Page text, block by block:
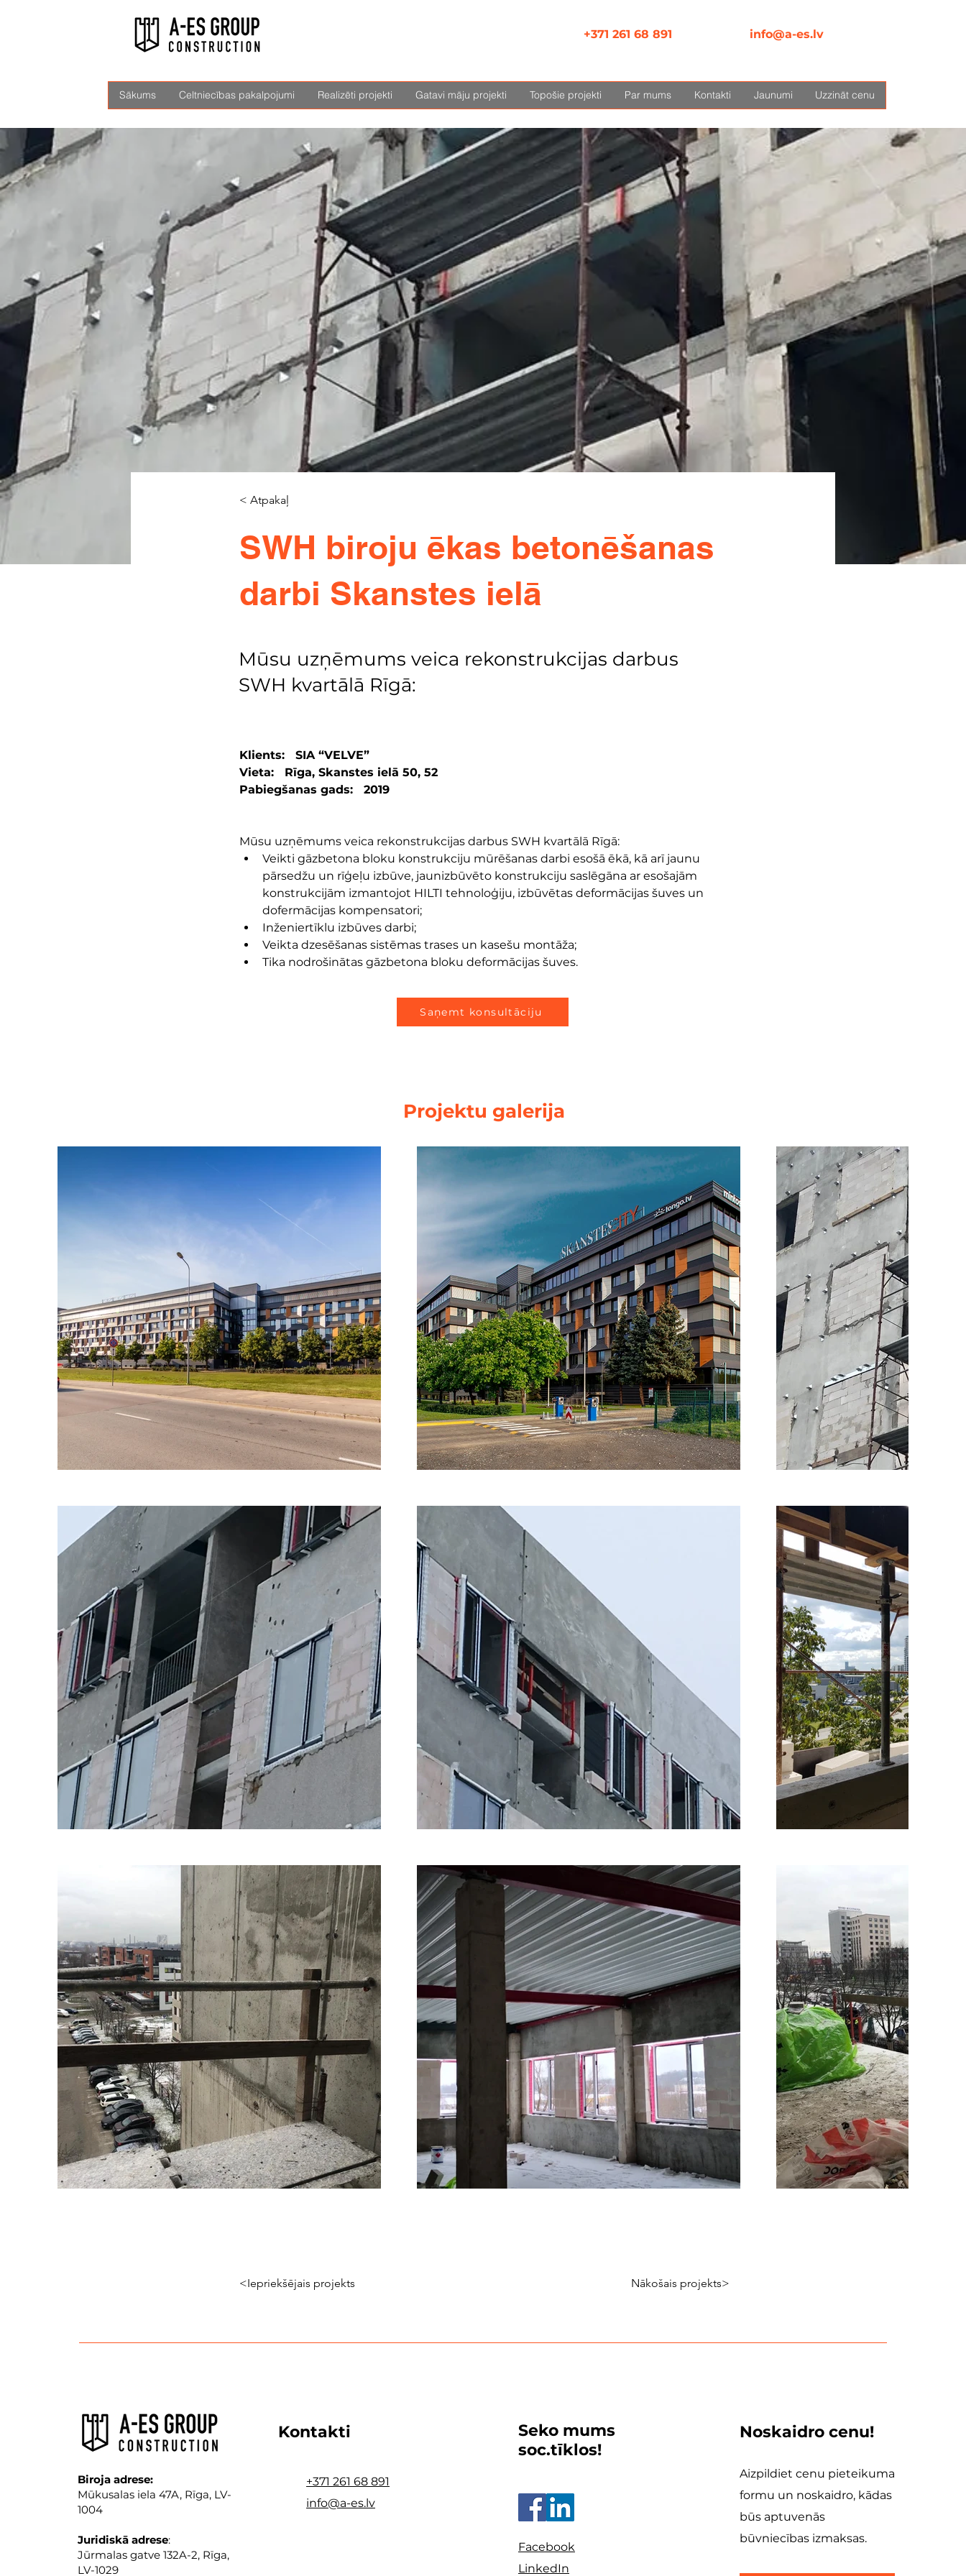
+371 261 68 891 info@a-es.lv
Sākums Celtniecības pakalpojumi Realizēti projekti Gatavi māju projekti Topošie projekti Par mums Kontakti Jaunumi Uzzināt cenu
< Atpakaļ
SWH biroju ēkas betonēšanas
darbi Skanstes ielā
Mūsu uzņēmums veica rekonstrukcijas darbus
SWH kvartālā Rīgā:
Klients:   SIA “VELVE”
Vieta:   Rīga, Skanstes ielā 50, 52
Pabiegšanas gads:   2019
Mūsu uzņēmums veica rekonstrukcijas darbus SWH kvartālā Rīgā:
Veikti gāzbetona bloku konstrukciju mūrēšanas darbi esošā ēkā, kā arī jaunu
pārsedžu un rīģeļu izbūve, jaunizbūvēto konstrukciju saslēgāna ar esošajām
konstrukcijām izmantojot HILTI tehnoloģiju, izbūvētas deformācijas šuves un
dofermācijas kompensatori;
Inženiertīklu izbūves darbi;
Veikta dzesēšanas sistēmas trases un kasešu montāža;
Tika nodrošinātas gāzbetona bloku deformācijas šuves.
Saņemt konsultāciju
Projektu galerija
<Iepriekšējais projekts Nākošais projekts>
Biroja adrese:
Mūkusalas iela 47A, Rīga, LV-
1004
Juridiskā adrese:
Jūrmalas gatve 132A-2, Rīga,
LV-1029
Kontakti
+371 261 68 891
info@a-es.lv
Seko mums
soc.tīklos!
Facebook
LinkedIn
Noskaidro cenu!
Aizpildiet cenu pieteikuma
formu un noskaidro, kādas
būs aptuvenās
būvniecības izmaksas.